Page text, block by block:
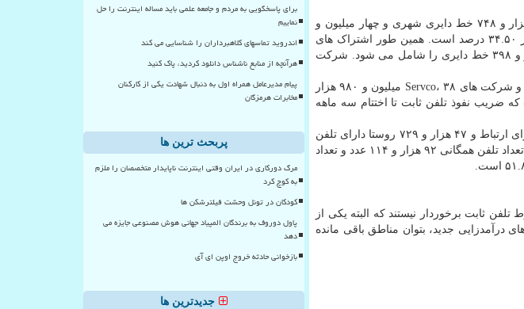
تعداد خطوط دایری نیز مجموع ۲۸ میلیون و ۶۶۴ هزار و ۴۱۵ رسیده که شامل ۲۴ میلیون و ۵۶۱ هزار و ۷۴۸ خط دایری شهری و چهار میلیون و
۱۰۲ هزار و ۶۶۷ خط دایری روستایی می شود. ضریب نفوذ تلفن ثابت توسط شرکت مخابرات نیز ۳۴.۵۰ درصد است. همین طور اشتراک های
تلفن ثابت توسط شرکت های FCP، مجموع یک میلیون و ۵۵۶ هزار و ۵۷۶ خط منصوبه و ۳۰۴ هزار و ۳۹۸ خط دایری را شامل می شود. شرکت
در مجموع ضریب نفوذ تلفن ثابت، ۳۴.۸۹ درصد است که با احتساب شرکت مخابرات ایران، FCPها و شرکت های Servco، ۳۸ میلیون و ۹۸۰ هزار
این در حالیست که ضریب نفوذ تلفن ثابت تا اختتام سه ماهه
در حوزه توسعه زیربخش تلفن ثابت تا اختتام سه ماهه چهارم سال ۱۳۹۸، ۵۲ هزار و ۱۳۸ روستا دارای ارتباط و ۴۷ هزار و ۷۲۹ روستا دارای تلفن
خانگی هستند و تعداد مشترکان روستایی هم به چهار میلیون و ۱۰۳ هزار و ۸۳۰ می رسد. همین طور تعداد تلفن همگانی ۹۲ هزار و ۱۱۴ عدد و تعداد
ثابت برخوردار نیستند که البته یکی از
درآمدزایی جدید، بتوان مناطق باقی مانده
برای پاسخگویی به مردم و جامعه علمی باید مساله اینترنت را حل
نماییم
اندروید تماسهای کلاهبرداران را شناسایی می کند
هرآنچه از منابع ناشناس دانلود کردید، پاک کنید
پیام مدیرعامل همراه اول به دنبال شهادت یکی از کارکنان
مخابرات هرمزگان
پربحث ترین ها
مرگ دورکاری در ایران وقتی اینترنت ناپایدار متخصصان را ملزم
به کوچ کرد
کودکان در تونل وحشت فیلترشکن ها
پاول دوروف به برندگان المپیاد جهانی هوش مصنوعی جایزه می
دهد
بازخوانی حادثه خروج اوپن ای آی
جدیدترین ها